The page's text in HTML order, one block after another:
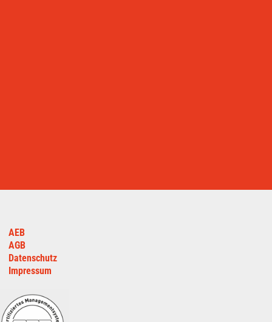
AEB
AGB
Datenschutz
Impressum